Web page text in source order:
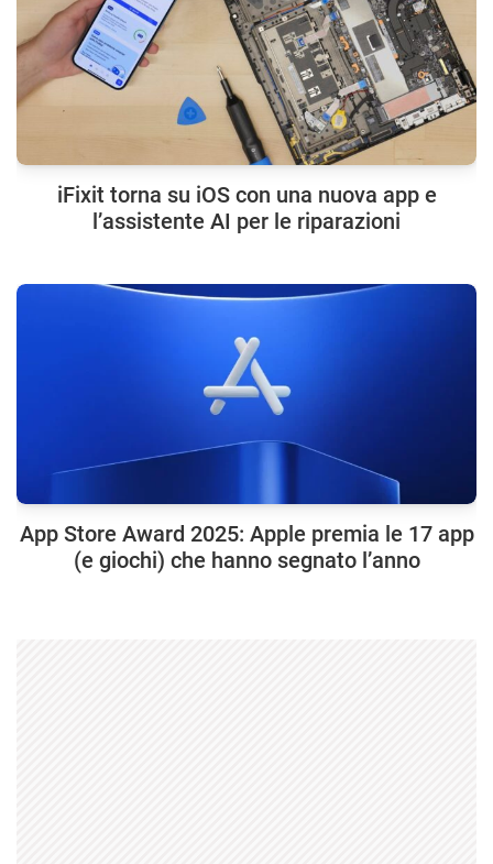
iFixit torna su iOS con una nuova app e
l’assistente AI per le riparazioni
App Store Award 2025: Apple premia le 17 app
(e giochi) che hanno segnato l’anno